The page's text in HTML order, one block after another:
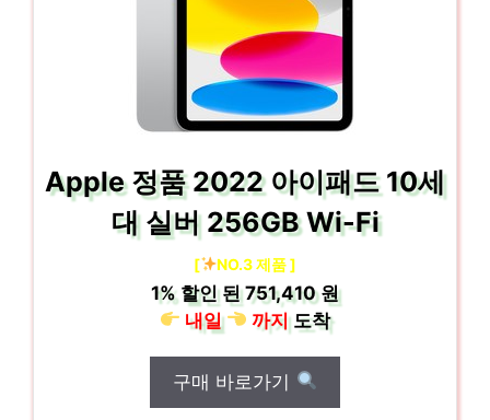
Apple 정품 2022 아이패드 10세
대 실버 256GB Wi-Fi
[ NO.3 제품 ]
1% 할인 된751,410 원
내일
까지도착
구매 바로가기